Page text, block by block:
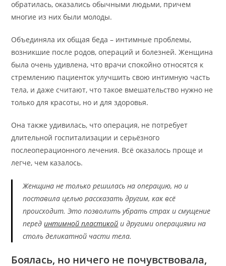
обратилась, оказались обычными людьми, причем
многие из них были молоды.
Объединяла их общая беда – интимные проблемы,
возникшие после родов, операций и болезней. Женщина
была очень удивлена, что врачи спокойно относятся к
стремлению пациенток улучшить свою интимную часть
тела, и даже считают, что такое вмешательство нужно не
только для красоты, но и для здоровья.
Она также удивилась, что операция, не потребует
длительной госпитализации и серьёзного
послеоперационного лечения. Всё оказалось проще и
легче, чем казалось.
Женщина не только решилась на операцию, но и
поставила целью рассказать другим, как всё
происходит. Это позволить убрать страх и смущение
перединтимной пластикой и другими операциями на
столь деликатной части тела.
Боялась, но ничего не почувствовала,